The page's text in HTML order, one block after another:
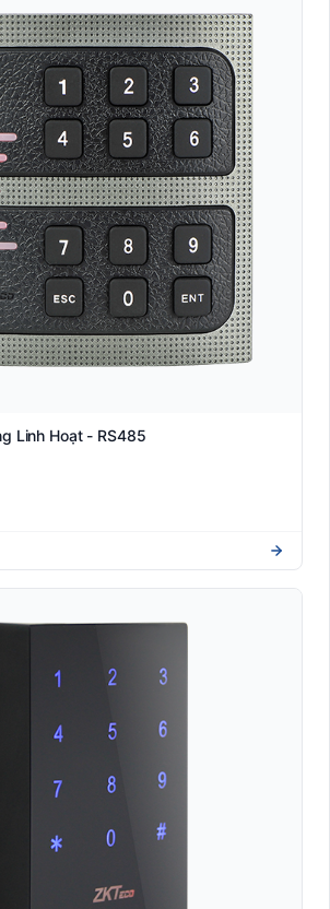
Đầu Đọc Đa Vùng Linh Hoạt - RS485